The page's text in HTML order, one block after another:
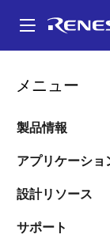
ン
メニュー
製品情報
アプリケーショ
設計リソース
サポート
パ
ン
く
ず
コンフィギュア
コンフ
ックス